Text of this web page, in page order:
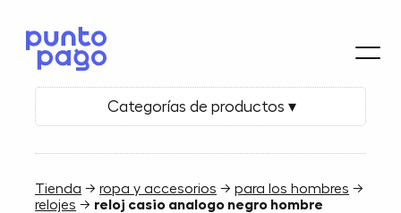
Categorías de productos ▾
Tienda →ropa y accesorios →para los hombres →
relojes → reloj casio analogo negro hombre